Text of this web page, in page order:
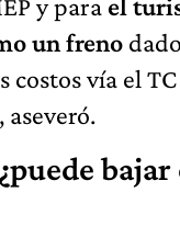
y para el
un freno
costos vía el
aseveró.